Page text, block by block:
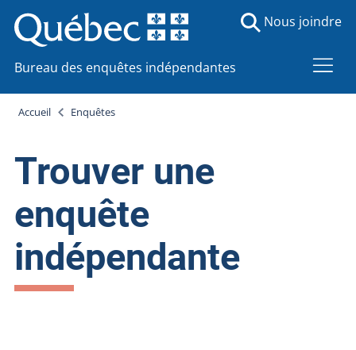
Bureau des enquêtes indépendantes
Nous joindre
Accueil Enquêtes
Trouver une
enquête
indépendante